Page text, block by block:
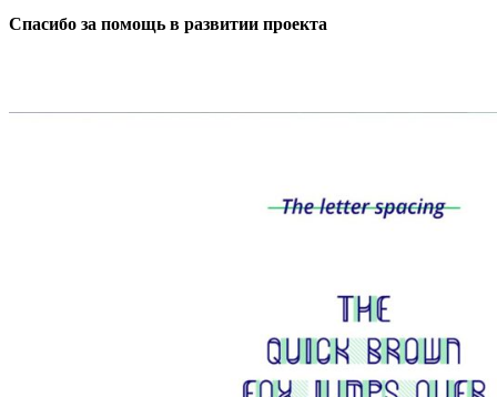
Спасибо за помощь в развитии проекта